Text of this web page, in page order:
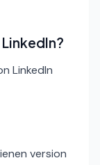
LinkedIn
version